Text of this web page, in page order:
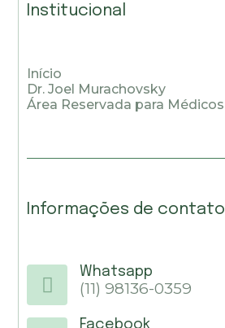
Institucional
Início
Dr. Joel Murachovsky
Área Reservada para Médicos
Informações de contato
Whatsapp
(11) 98136-0359
Facebook